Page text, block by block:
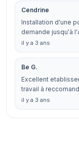
Cendrine
Installation d'une
demande jusqu'à
il y a 3 ans
Be G.
Excellent
travail à
il y a 3 ans